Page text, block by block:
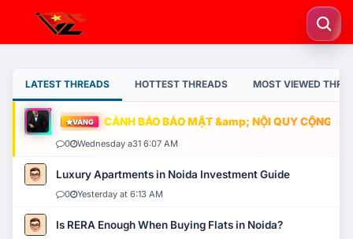
LATEST THREADS HOTTEST THREADS MOST VIEWED
VÀNG CẢNH BÁO BẢO MẬT &amp; NỘI QUY CỘNG
0 Wednesday a31 6:07 AM
Luxury Apartments in Noida Investment Guide
0 Yesterday at 6:13 AM
Is RERA Enough When Buying Flats in Noida?